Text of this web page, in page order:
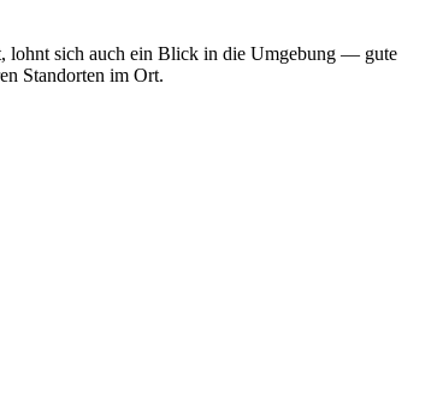
lohnt sich auch ein Blick in die Umgebung — gute
Standorten im Ort.